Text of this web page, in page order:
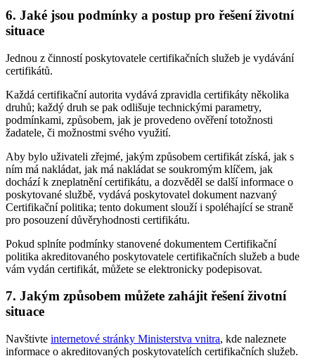
6. Jaké jsou podmínky a postup pro řešení životní
situace
Jednou z činností poskytovatele certifikačních služeb je vydávání
certifikátů.
Každá certifikační autorita vydává zpravidla certifikáty několika
druhů; každý druh se pak odlišuje technickými parametry,
podmínkami, způsobem, jak je provedeno ověření totožnosti
žadatele, či možnostmi svého využití.
Aby bylo uživateli zřejmé, jakým způsobem certifikát získá, jak s
ním má nakládat, jak má nakládat se soukromým klíčem, jak
dochází k zneplatnění certifikátu, a dozvěděl se další informace o
poskytované službě, vydává poskytovatel dokument nazvaný
Certifikační politika; tento dokument slouží i spoléhající se straně
pro posouzení důvěryhodnosti certifikátu.
Pokud splníte podmínky stanovené dokumentem Certifikační
politika akreditovaného poskytovatele certifikačních služeb a bude
vám vydán certifikát, můžete se elektronicky podepisovat.
7. Jakým způsobem můžete zahájit řešení životní
situace
Navštivte internetové stránky Ministerstva vnitra, kde naleznete
informace o akreditovaných poskytovatelích certifikačních služeb.